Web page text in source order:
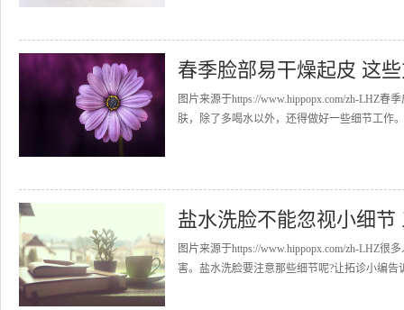
春季脸部易干燥起皮 这
图片来源于https://www.hippopx.com/zh-LHZ
肤，除了多喝水以外，还得做好一些细节工作
盐水洗脸不能忽视小细节
图片来源于https://www.hippopx.com/zh-LHZ
害。盐水洗脸要注意那些细节呢?让拓诊小编告